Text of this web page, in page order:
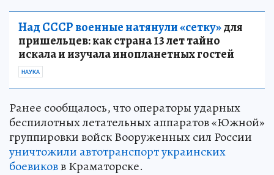
Над СССР военные натянули «сетку»для
пришельцев: как страна 13 лет тайно
искала и изучала инопланетных гостей
НАУКА
Ранее сообщалось, что операторы ударных
беспилотных летательных аппаратов «Южной»
группировки войск Вооруженных сил России
уничтожили автотранспорт украинских
боевиковв Краматорске.